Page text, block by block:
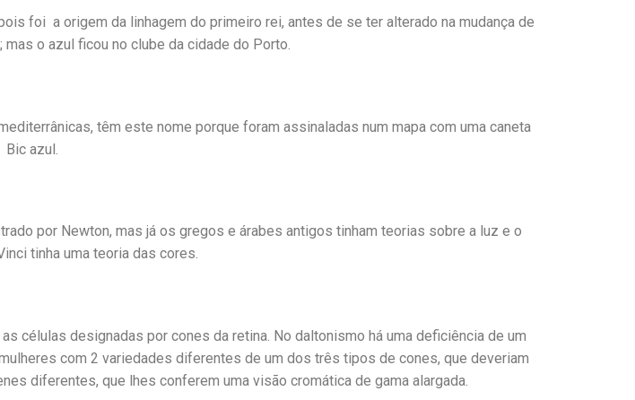
foi a origem da linhagem do primeiro rei, antes de se ter alterado na mudança de
o azul ficou no clube da cidade do Porto.
têm este nome porque foram assinaladas num mapa com uma caneta
Bic azul.
por Newton, mas já os gregos e árabes antigos tinham teorias sobre a luz e o
tinha uma teoria das cores.
células designadas por cones da retina. No daltonismo há uma deficiência de um
com 2 variedades diferentes de um dos três tipos de cones, que deveriam
diferentes, que lhes conferem uma visão cromática de gama alargada.